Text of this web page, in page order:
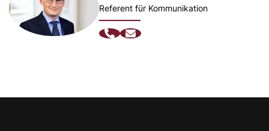
Referent für Kommunikation